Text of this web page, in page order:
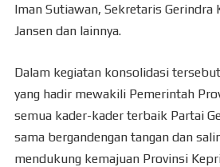
Iman Sutiawan, Sekretaris Gerindra
Jansen dan lainnya.
Dalam kegiatan konsolidasi
yang hadir mewakili Pemerintah
semua kader-kader terbaik Partai
sama bergandengan tangan dan
mendukung kemajuan Provinsi